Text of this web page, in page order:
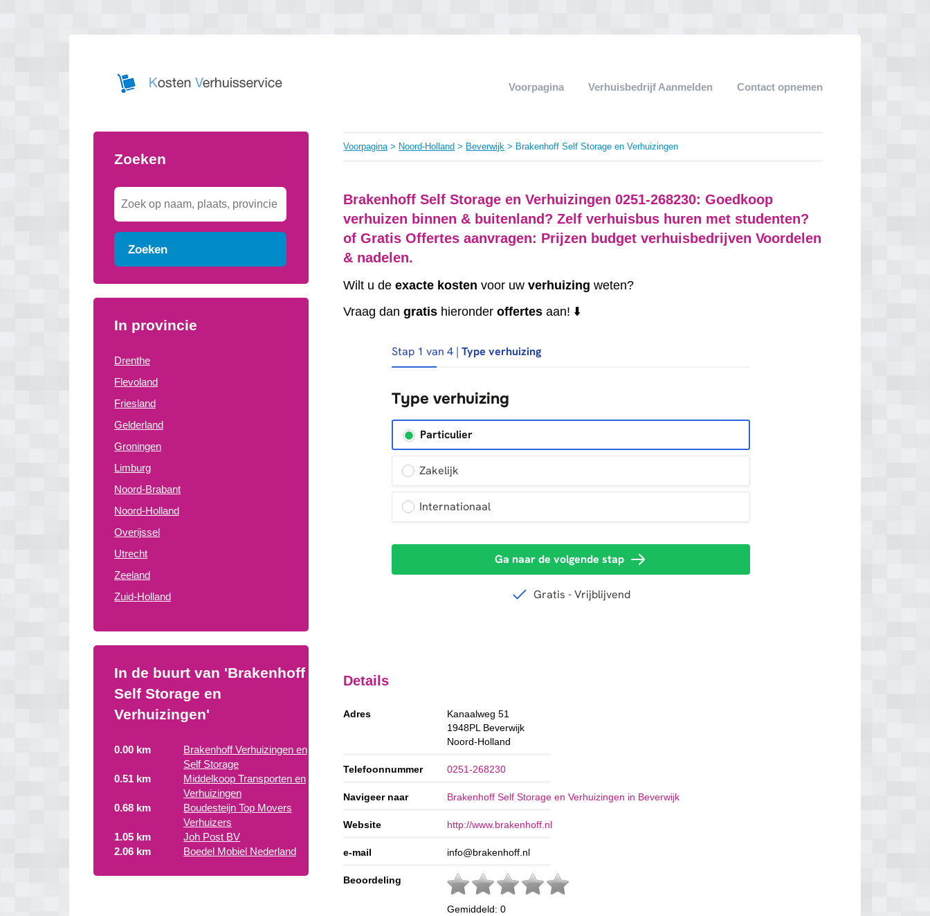
Voorpagina Verhuisbedrijf Aanmelden Contact opnemen
Zoeken
Zoeken
In provincie
Drenthe
Flevoland
Friesland
Gelderland
Groningen
Limburg
Noord-Brabant
Noord-Holland
Overijssel
Utrecht
Zeeland
Zuid-Holland
In de buurt van 'Brakenhoff
Self Storage en
Verhuizingen'
0.00 km
Brakenhoff Verhuizingen en
Self Storage
0.51 km
Middelkoop Transporten en
Verhuizingen
0.68 km
Boudesteijn Top Movers
Verhuizers
1.05 km
Joh Post BV
2.06 km
Boedel Mobiel Nederland
Voorpagina> Noord-Holland > Beverwijk > Brakenhoff Self Storage en Verhuizingen
Brakenhoff Self Storage en Verhuizingen 0251-268230: Goedkoop
verhuizen binnen & buitenland? Zelf verhuisbus huren met studenten?
of Gratis Offertes aanvragen: Prijzen budget verhuisbedrijven Voordelen
& nadelen.
Wilt u deexacte kosten voor uwverhuizing weten?
Vraag dangratis hieronderoffertes aan! ⬇️
Details
Adres
Kanaalweg 51
1948PL Beverwijk
Noord-Holland
Telefoonnummer 0251-268230
Navigeer naar Brakenhoff Self Storage en Verhuizingen in Beverwijk
Website http://www.brakenhoff.nl
e-mail info@brakenhoff.nl
Beoordeling
Gemiddeld:0